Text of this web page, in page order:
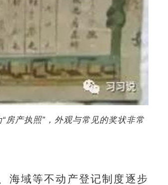
房产执照”，外观与常见的奖状非常
域等不动产登记制度逐步